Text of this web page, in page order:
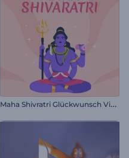
M
aha Shivratri Glückwunsch Video